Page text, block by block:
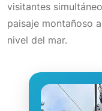
visitantes
paisaje montañoso
nivel del mar.